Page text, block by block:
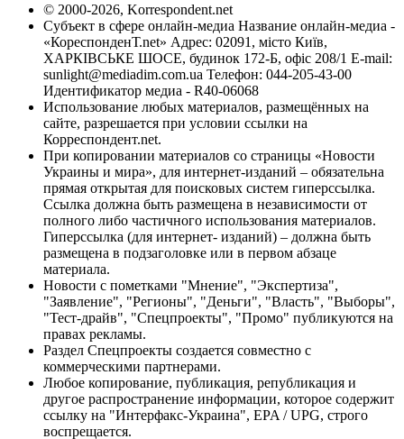
© 2000-2026, Korrespondent.net
Субъект в сфере онлайн-медиа Название онлайн-медиа -
«КореспонденТ.net» Адрес: 02091, місто Київ,
ХАРКІВСЬКЕ ШОСЕ, будинок 172-Б, офіс 208/1 E-mail:
sunlight@mediadim.com.ua Телефон: 044-205-43-00
Идентификатор медиа - R40-06068
Использование любых материалов, размещённых на
сайте, разрешается при условии ссылки на
Корреспондент.net.
При копировании материалов со страницы «Новости
Украины и мира», для интернет-изданий – обязательна
прямая открытая для поисковых систем гиперссылка.
Ссылка должна быть размещена в независимости от
полного либо частичного использования материалов.
Гиперссылка (для интернет- изданий) – должна быть
размещена в подзаголовке или в первом абзаце
материала.
Новости с пометками "Мнение", "Экспертиза",
"Заявление", "Регионы", "Деньги", "Власть", "Выборы",
"Тест-драйв", "Спецпроекты", "Промо" публикуются на
правах рекламы.
Раздел Спецпроекты создается совместно с
коммерческими партнерами.
Любое копирование, публикация, републикация и
другое распространение информации, которое содержит
ссылку на "Интерфакс-Украина", EPA / UPG, строго
воспрещается.